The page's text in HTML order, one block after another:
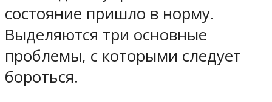
состояние пришло в норму.
Выделяются три основные
проблемы, с которыми следует
бороться.